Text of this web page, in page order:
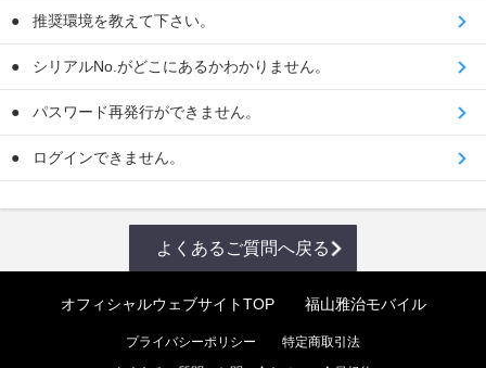
推奨環境を教えて下さい。
シリアルNo.がどこにあるかわかりません。
パスワード再発行ができません。
ログインできません。
よくあるご質問へ戻る
オフィシャルウェブサイトTOP 福山雅治モバイル
プライバシーポリシー
特定商取引法